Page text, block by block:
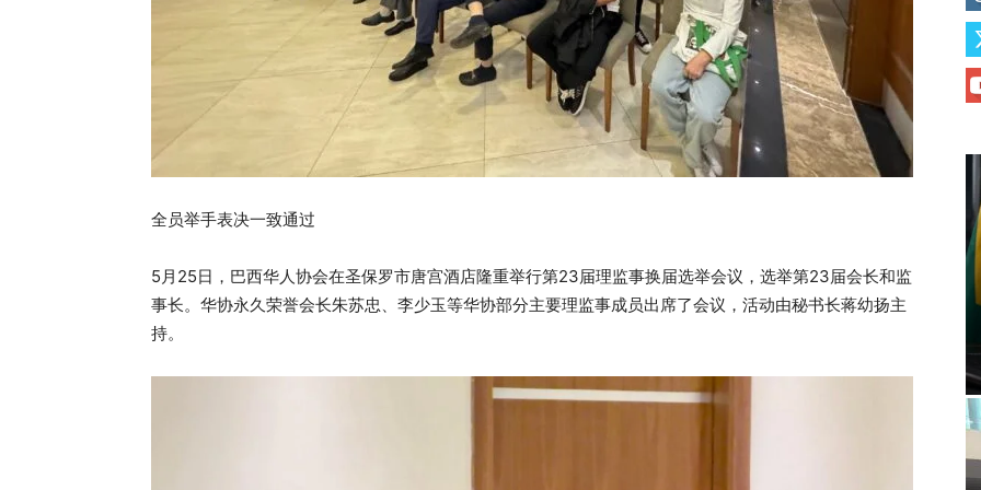
全员举手表决一致通过
5月25日，巴西华人协会在圣保罗市唐宫酒店隆重举行第23届理监事换届选举会议，选举第23届会长和监
事长。华协永久荣誉会长朱苏忠、李少玉等华协部分主要理监事成员出席了会议，活动由秘书长蒋幼扬主
持。